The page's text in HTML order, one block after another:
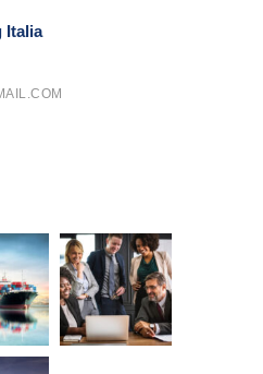
Italia